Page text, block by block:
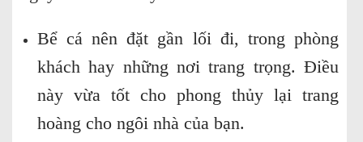
Bể cá nên đặt gần lối đi, trong phòng
khách hay những nơi trang trọng. Điều
này vừa tốt cho phong thủy lại trang
hoàng cho ngôi nhà của bạn.